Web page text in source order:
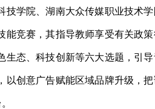
学院、湖南大众传媒职业技术
竞赛，其指导教师享受有关政
态、科技创新等六大选题，引
创意广告赋能区域品牌升级，